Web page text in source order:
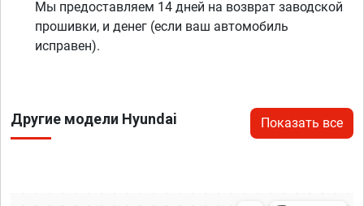
Мы предоставляем 14 дней на возврат заводской
прошивки, и денег (если ваш автомобиль
исправен).
Другие модели Hyundai Показать все